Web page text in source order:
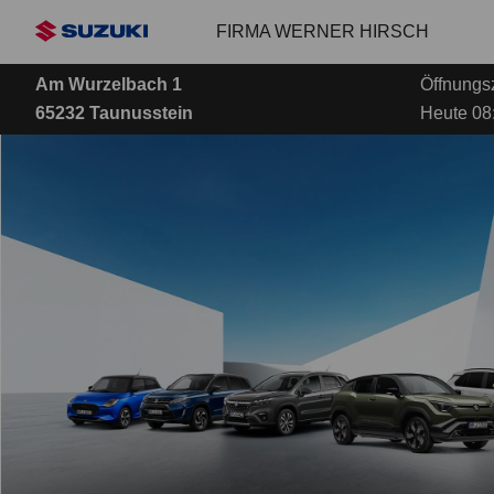
Hauptinhalt
FIRMA WERNER HIRSCH
Am Wurzelbach 1
65232 Taunusstein
Heute